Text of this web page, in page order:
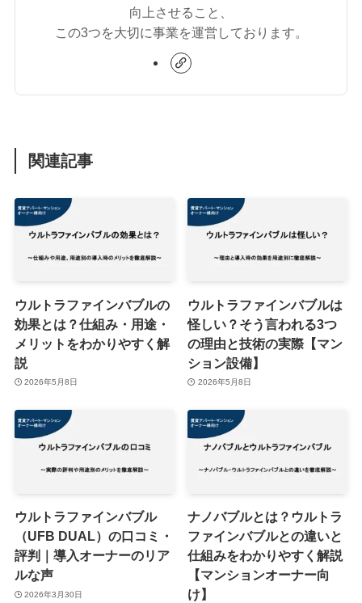
向上させること、
この3つを大切に事業を運営しております。
関連記事
ウルトラファインバブルの
効果とは？仕組み・用途・
メリットをわかりやすく解
説
2026年5月8日
ウルトラファインバブルは
怪しい？そう言われる3つ
の理由と技術の実際【マン
ション設備】
2026年5月8日
ウルトラファインバブル
（UFB DUAL）の口コミ・
評判｜導入オーナーのリア
ルな声
2026年3月30日
ナノバブルとは？ウルトラ
ファインバブルとの違いと
仕組みをわかりやすく解説
【マンションオーナー向
け】